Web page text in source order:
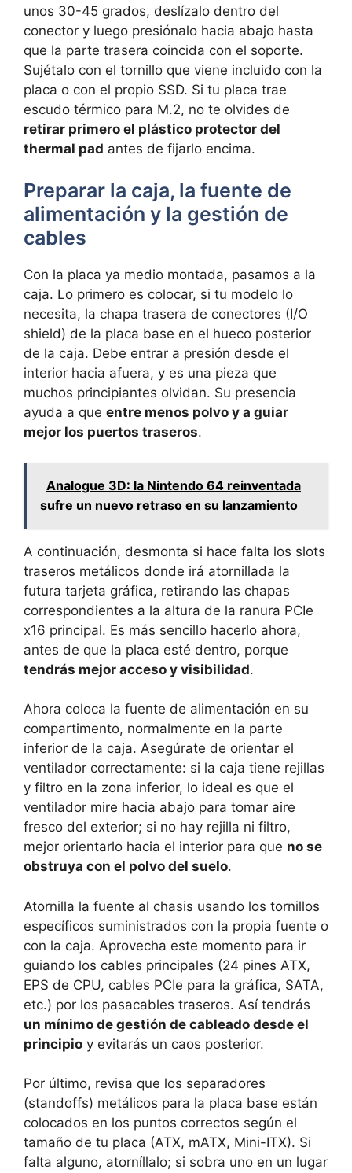
unos 30-45 grados, deslízalo dentro del
conector y luego presiónalo hacia abajo hasta
que la parte trasera coincida con el soporte.
Sujétalo con el tornillo que viene incluido con la
placa o con el propio SSD. Si tu placa trae
escudo térmico para M.2, no te olvides de
retirar primero el plástico protector del
thermal pad antes de fijarlo encima.
Preparar la caja, la fuente de
alimentación y la gestión de
cables
Con la placa ya medio montada, pasamos a la
caja. Lo primero es colocar, si tu modelo lo
necesita, la chapa trasera de conectores (I/O
shield) de la placa base en el hueco posterior
de la caja. Debe entrar a presión desde el
interior hacia afuera, y es una pieza que
muchos principiantes olvidan. Su presencia
ayuda a que entre menos polvo y a guiar
mejor los puertos traseros.
Analogue 3D: la Nintendo 64 reinventada
sufre un nuevo retraso en su lanzamiento
A continuación, desmonta si hace falta los slots
traseros metálicos donde irá atornillada la
futura tarjeta gráfica, retirando las chapas
correspondientes a la altura de la ranura PCIe
x16 principal. Es más sencillo hacerlo ahora,
antes de que la placa esté dentro, porque
tendrás mejor acceso y visibilidad.
Ahora coloca la fuente de alimentación en su
compartimento, normalmente en la parte
inferior de la caja. Asegúrate de orientar el
ventilador correctamente: si la caja tiene rejillas
y filtro en la zona inferior, lo ideal es que el
ventilador mire hacia abajo para tomar aire
fresco del exterior; si no hay rejilla ni filtro,
mejor orientarlo hacia el interior para que no se
obstruya con el polvo del suelo.
Atornilla la fuente al chasis usando los tornillos
específicos suministrados con la propia fuente o
con la caja. Aprovecha este momento para ir
guiando los cables principales (24 pines ATX,
EPS de CPU, cables PCIe para la gráfica, SATA,
etc.) por los pasacables traseros. Así tendrás
un mínimo de gestión de cableado desde el
principio y evitarás un caos posterior.
Por último, revisa que los separadores
(standoffs) metálicos para la placa base están
colocados en los puntos correctos según el
tamaño de tu placa (ATX, mATX, Mini-ITX). Si
falta alguno, atorníllalo; si sobra uno en un lugar